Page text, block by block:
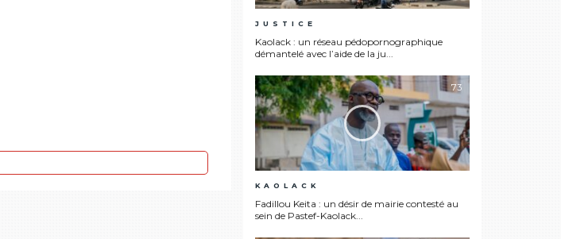
JUSTICE
Kaolack : un réseau pédopornographique
démantelé avec l’aide de la ju...
73
KAOLACK
Fadillou Keita : un désir de mairie contesté au
sein de Pastef-Kaolack...